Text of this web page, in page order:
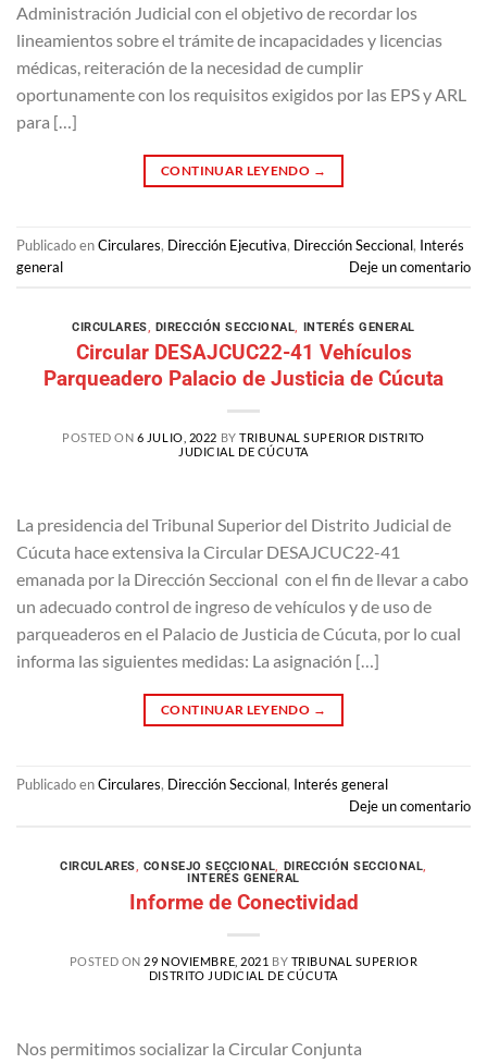
Administración Judicial con el objetivo de recordar los
lineamientos sobre el trámite de incapacidades y licencias
médicas, reiteración de la necesidad de cumplir
oportunamente con los requisitos exigidos por las EPS y ARL
para […]
CONTINUAR LEYENDO →
Publicado enCirculares, Dirección Ejecutiva, Dirección Seccional, Interés
general
Deje un comentario
CIRCULARES, DIRECCIÓN SECCIONAL, INTERÉS GENERAL
Circular DESAJCUC22-41 Vehículos
Parqueadero Palacio de Justicia de Cúcuta
POSTED ON 6 JULIO, 2022 BYTRIBUNAL SUPERIOR DISTRITO
JUDICIAL DE CÚCUTA
La presidencia del Tribunal Superior del Distrito Judicial de
Cúcuta hace extensiva la Circular DESAJCUC22-41
emanada por la Dirección Seccional con el fin de llevar a cabo
un adecuado control de ingreso de vehículos y de uso de
parqueaderos en el Palacio de Justicia de Cúcuta, por lo cual
informa las siguientes medidas: La asignación […]
CONTINUAR LEYENDO →
Publicado enCirculares, Dirección Seccional, Interés general
Deje un comentario
CIRCULARES, CONSEJO SECCIONAL, DIRECCIÓN SECCIONAL,
INTERÉS GENERAL
Informe de Conectividad
POSTED ON 29 NOVIEMBRE, 2021 BY TRIBUNAL SUPERIOR
DISTRITO JUDICIAL DE CÚCUTA
Nos permitimos socializar la Circular Conjunta